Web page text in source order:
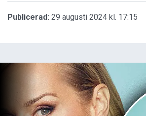
Publicerad: 29 augusti 2024 kl. 17:15